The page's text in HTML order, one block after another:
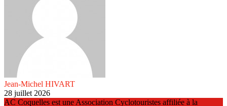
Jean-Michel HIVART
28 juillet 2026
AC Coquelles est une Association Cyclotouristes affiliée à la